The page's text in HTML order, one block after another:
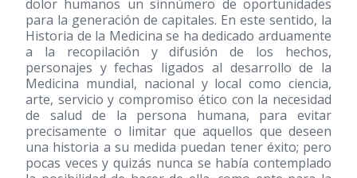
dolor humanos un sinnúmero de oportunidades
para la generación de capitales. En este sentido, la
Historia de la Medicina se ha dedicado arduamente
a la recopilación y difusión de los hechos,
personajes y fechas ligados al desarrollo de la
Medicina mundial, nacional y local como ciencia,
arte, servicio y compromiso ético con la necesidad
de salud de la persona humana, para evitar
precisamente o limitar que aquellos que deseen
una historia a su medida puedan tener éxito; pero
pocas veces y quizás nunca se había contemplado